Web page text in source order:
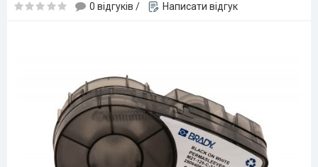
0 відгуків / Написати відгук